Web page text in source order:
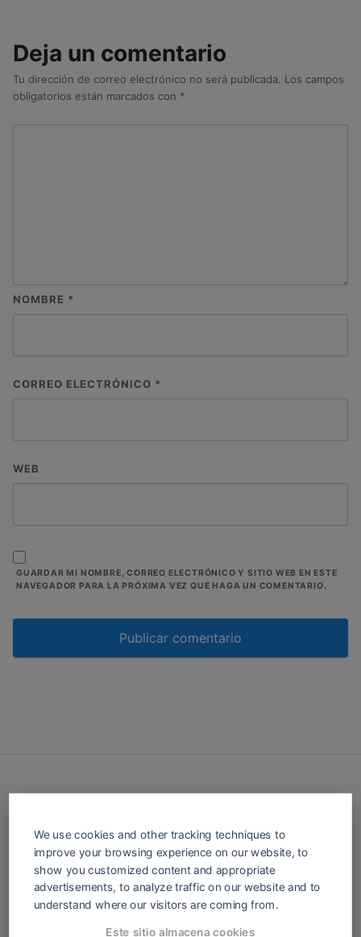
Deja un comentario
Tu dirección de correo electrónico no será publicada. Los campos
obligatorios están marcados con *
NOMBRE *
CORREO ELECTRÓNICO *
WEB
GUARDAR MI NOMBRE, CORREO ELECTRÓNICO Y SITIO WEB EN ESTE
NAVEGADOR PARA LA PRÓXIMA VEZ QUE HAGA UN COMENTARIO.
Cerrajería Fácil es tu portal de recursos
para todo lo relacionado con cerrajería.
Ofrecemos tutoriales, herramientas y
productos para cerrajeros y el público en
general. Desde la reparación de cerraduras
We use cookies and other tracking techniques to
improve your browsing experience on our website, to
show you customized content and appropriate
advertisements, to analyze traffic on our website and to
understand where our visitors are coming from.
Este sitio almacena cookies